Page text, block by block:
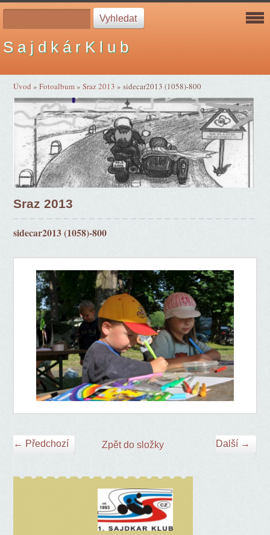
S a j d k á r K l u b
Úvod »Fotoalbum»Sraz 2013 »sidecar2013 (1058)-800
Sraz 2013
sidecar2013 (1058)-800
← Předchozí Další →
Zpět do složky